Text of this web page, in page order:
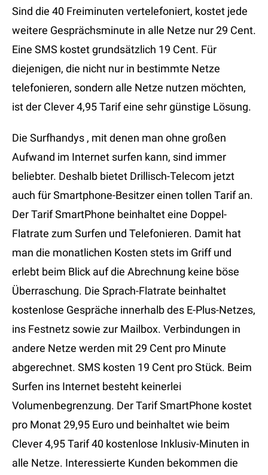
Sind die 40 Freiminuten vertelefoniert, kostet jede
weitere Gesprächsminute in alle Netze nur 29 Cent.
Eine SMS kostet grundsätzlich 19 Cent. Für
diejenigen, die nicht nur in bestimmte Netze
telefonieren, sondern alle Netze nutzen möchten,
ist der Clever 4,95 Tarif eine sehr günstige Lösung.
Die Surfhandys , mit denen man ohne großen
Aufwand im Internet surfen kann, sind immer
beliebter. Deshalb bietet Drillisch-Telecom jetzt
auch für Smartphone-Besitzer einen tollen Tarif an.
Der Tarif SmartPhone beinhaltet eine Doppel-
Flatrate zum Surfen und Telefonieren. Damit hat
man die monatlichen Kosten stets im Griff und
erlebt beim Blick auf die Abrechnung keine böse
Überraschung. Die Sprach-Flatrate beinhaltet
kostenlose Gespräche innerhalb des E-Plus-Netzes,
ins Festnetz sowie zur Mailbox. Verbindungen in
andere Netze werden mit 29 Cent pro Minute
abgerechnet. SMS kosten 19 Cent pro Stück. Beim
Surfen ins Internet besteht keinerlei
Volumenbegrenzung. Der Tarif SmartPhone kostet
pro Monat 29,95 Euro und beinhaltet wie beim
Clever 4,95 Tarif 40 kostenlose Inklusiv-Minuten in
alle Netze. Interessierte Kunden bekommen die